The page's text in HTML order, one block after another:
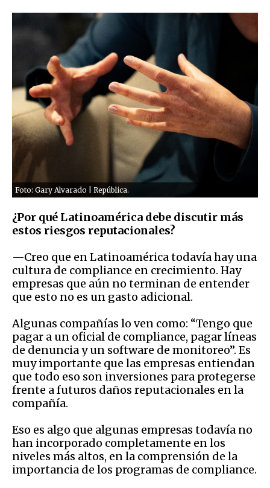
Foto: Gary Alvarado | República.
¿Por qué Latinoamérica debe discutir más
estos riesgos reputacionales?
—Creo que en Latinoamérica todavía hay una
cultura de compliance en crecimiento. Hay
empresas que aún no terminan de entender
que esto no es un gasto adicional.
Algunas compañías lo ven como: “Tengo que
pagar a un oficial de compliance, pagar líneas
de denuncia y un software de monitoreo”. Es
muy importante que las empresas entiendan
que todo eso son inversiones para protegerse
frente a futuros daños reputacionales en la
compañía.
Eso es algo que algunas empresas todavía no
han incorporado completamente en los
niveles más altos, en la comprensión de la
importancia de los programas de compliance.